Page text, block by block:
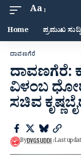
Aa
Home ಪ್ರಮುಖ ಸುದ್ದಿ
ದಾವಣಗೆರೆ
ದಾವಣಗೆರೆ:
ವಿಳಂಬ
ಸಚಿವ
ByDVGSUDDI Last